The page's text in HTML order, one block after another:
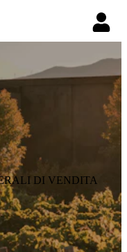
DI VENDITA